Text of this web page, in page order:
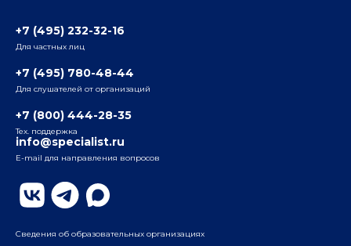
Радио
ул. Радио, д.24, корпус 1, 2-й подъезд, 2-й этаж
ул. Воронцовская, д. 35Б, корп.2, 5-й этаж
Бауманский
ул. Бауманская, д. 6, стр. 2, бизнес-центр «Виктория
Плаза», 4-й этаж
+7 (495) 232-32-16
Для частных лиц
+7 (495) 780-48-44
Для слушателей от организаций
+7 (800) 444-28-35
Тех. поддержка
info@specialist.ru
E-mail для направления вопросов
Сведения об образовательных организациях